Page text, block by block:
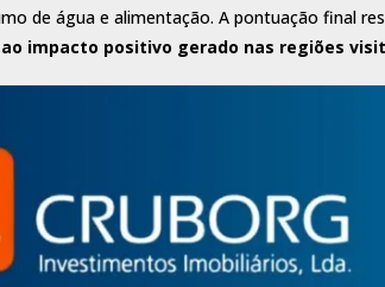
de água e alimentação. A pontuação final
impacto positivo gerado nas regiões